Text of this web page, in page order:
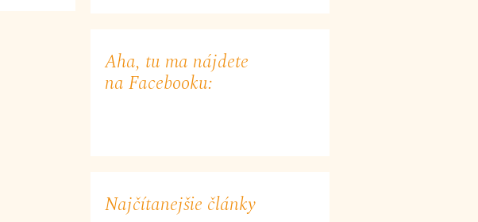
Aha, tu ma nájdete
na Facebooku:
Najčítanejšie články